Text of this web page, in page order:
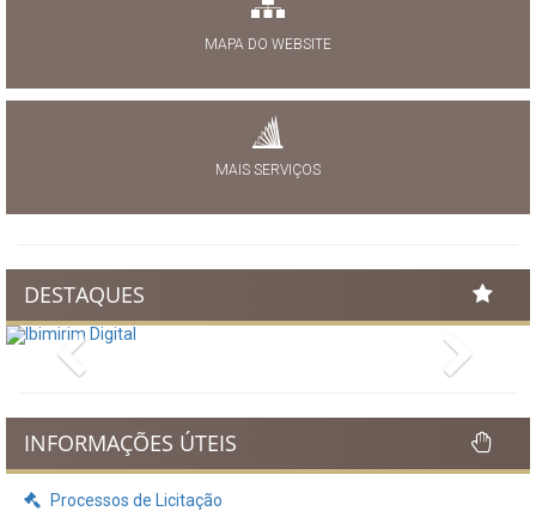
MAPA DO WEBSITE
MAIS SERVIÇOS
DESTAQUES
Previous
INFORMAÇÕES ÚTEIS
Processos de Licitação